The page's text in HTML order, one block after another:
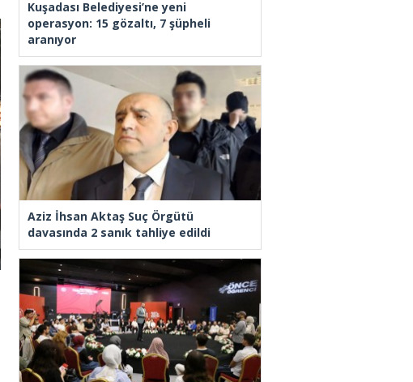
Kuşadası Belediyesi’ne yeni
operasyon: 15 gözaltı, 7 şüpheli
aranıyor
Aziz İhsan Aktaş Suç Örgütü
davasında 2 sanık tahliye edildi